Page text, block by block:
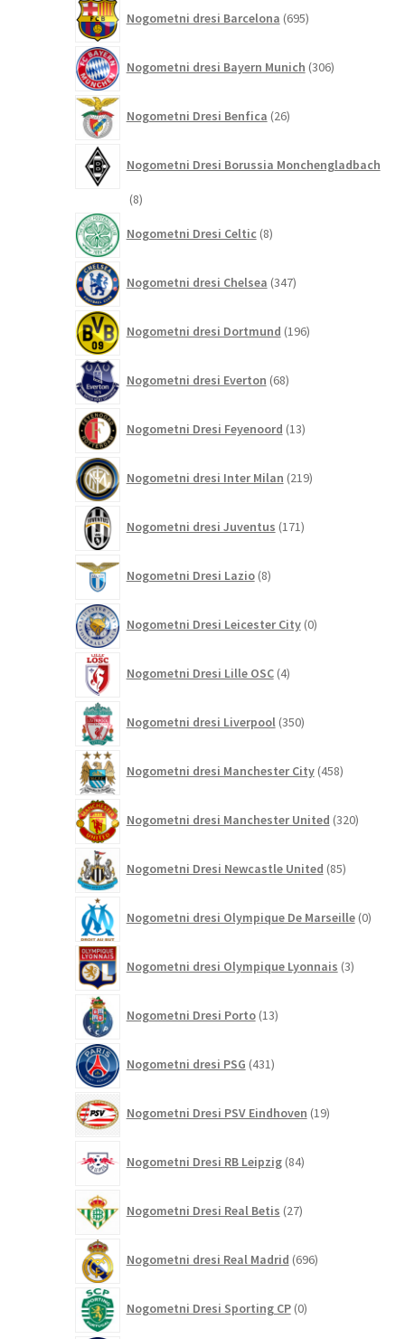
Nogometni dresi Barcelona 695izdelkov
Nogometni dresi Bayern Munich 306izdelkov
Nogometni Dresi Benfica 26izdelkov
Nogometni Dresi Borussia Monchengladbach
88
Nogometni Dresi Celtic 8izdelkov
Nogometni dresi Chelsea 347izdelkov
Nogometni dresi Dortmund 196izdelkov
Nogometni dresi Everton 68izdelkov
Nogometni Dresi Feyenoord 13izdelkov
Nogometni dresi Inter Milan 219izdelkov
Nogometni dresi Juventus 171izdelkov
Nogometni Dresi Lazio 8izdelkov
Nogometni Dresi Leicester City 0izdelkov
Nogometni Dresi Lille OSC 4izdelki
Nogometni dresi Liverpool 350izdelkov
Nogometni dresi Manchester City 458izdelkov
Nogometni dresi Manchester United 320izdelkov
Nogometni Dresi Newcastle United 85izdelkov
Nogometni dresi Olympique De Marseille 0
Nogometni dresi Olympique Lyonnais 3izdelki
Nogometni Dresi Porto 13izdelkov
Nogometni dresi PSG 431izdelkov
Nogometni Dresi PSV Eindhoven 19izdelkov
Nogometni Dresi RB Leipzig 84izdelkov
Nogometni Dresi Real Betis 27izdelkov
Nogometni dresi Real Madrid 696izdelkov
Nogometni Dresi Sporting CP 0izdelkov